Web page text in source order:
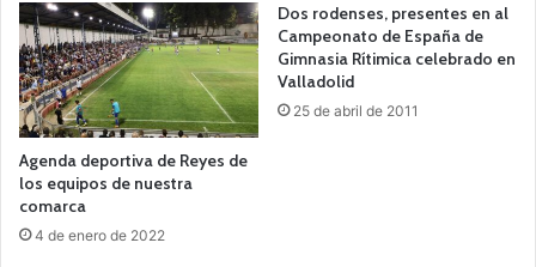
Agenda deportiva de Reyes de
los equipos de nuestra
comarca
4 de enero de 2022
Dos rodenses, presentes en al
Campeonato de España de
Gimnasia Rítimica celebrado en
Valladolid
25 de abril de 2011